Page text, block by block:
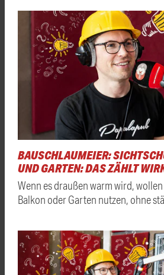
BAUSCHLAUMEIER:
UND GARTEN: DAS ZÄHLT
Wenn es draußen warm wird,
Balkon oder Garten nutzen, ohne